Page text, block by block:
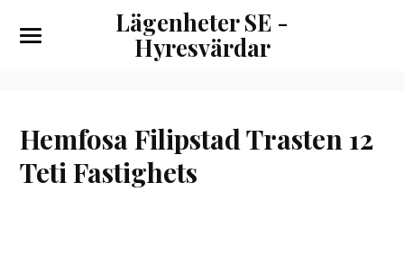
Lägenheter SE -
Hyresvärdar
Hemfosa Filipstad Trasten 12
Teti Fastighets